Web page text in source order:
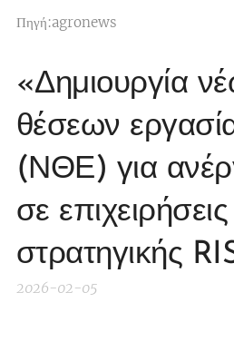
Πηγή:agronews
«Δημιουργία
θέσεων
(ΝΘΕ) για
σε
στρατηγικής
2026-02-05